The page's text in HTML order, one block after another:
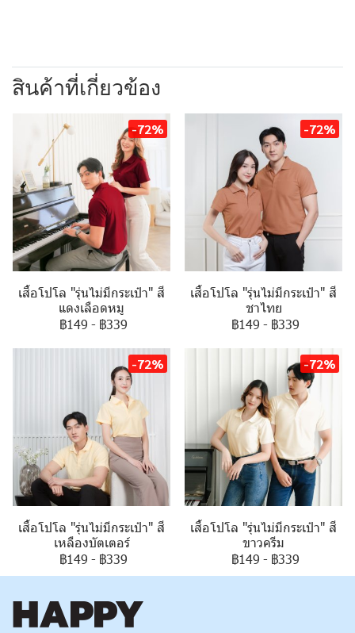
สินค้าที่เกี่ยวข้อง
-72%
เสื้อโปโล "รุ่นไม่มีกระเป๋า" สี
แดงเลือดหมู
฿149 - ฿339
-72%
เสื้อโปโล "รุ่นไม่มีกระเป๋า" สี
ชาไทย
฿149 - ฿339
-72%
เสื้อโปโล "รุ่นไม่มีกระเป๋า" สี
เหลืองบัตเตอร์
฿149 - ฿339
-72%
เสื้อโปโล "รุ่นไม่มีกระเป๋า" สี
ขาวครีม
฿149 - ฿339